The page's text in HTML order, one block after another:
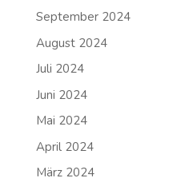
September 2024
August 2024
Juli 2024
Juni 2024
Mai 2024
April 2024
März 2024